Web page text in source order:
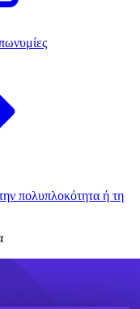
πολυπλοκότητα ή τη